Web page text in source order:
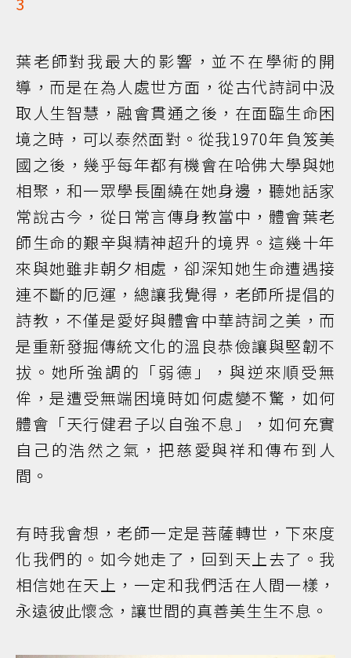
葉老師對我最大的影響，並不在學術的開
導，而是在為人處世方面，從古代詩詞中汲
取人生智慧，融會貫通之後，在面臨生命困
境之時，可以泰然面對。從我1970年負笈美
國之後，幾乎每年都有機會在哈佛大學與她
相聚，和一眾學長圍繞在她身邊，聽她話家
常說古今，從日常言傳身教當中，體會葉老
師生命的艱辛與精神超升的境界。這幾十年
來與她雖非朝夕相處，卻深知她生命遭遇接
連不斷的厄運，總讓我覺得，老師所提倡的
詩教，不僅是愛好與體會中華詩詞之美，而
是重新發掘傳統文化的溫良恭儉讓與堅韌不
拔。她所強調的「弱德」，與逆來順受無
侔，是遭受無端困境時如何處變不驚，如何
體會「天行健君子以自強不息」，如何充實
自己的浩然之氣，把慈愛與祥和傳布到人
間。
有時我會想，老師一定是菩薩轉世，下來度
化我們的。如今她走了，回到天上去了。我
相信她在天上，一定和我們活在人間一樣，
永遠彼此懷念，讓世間的真善美生生不息。